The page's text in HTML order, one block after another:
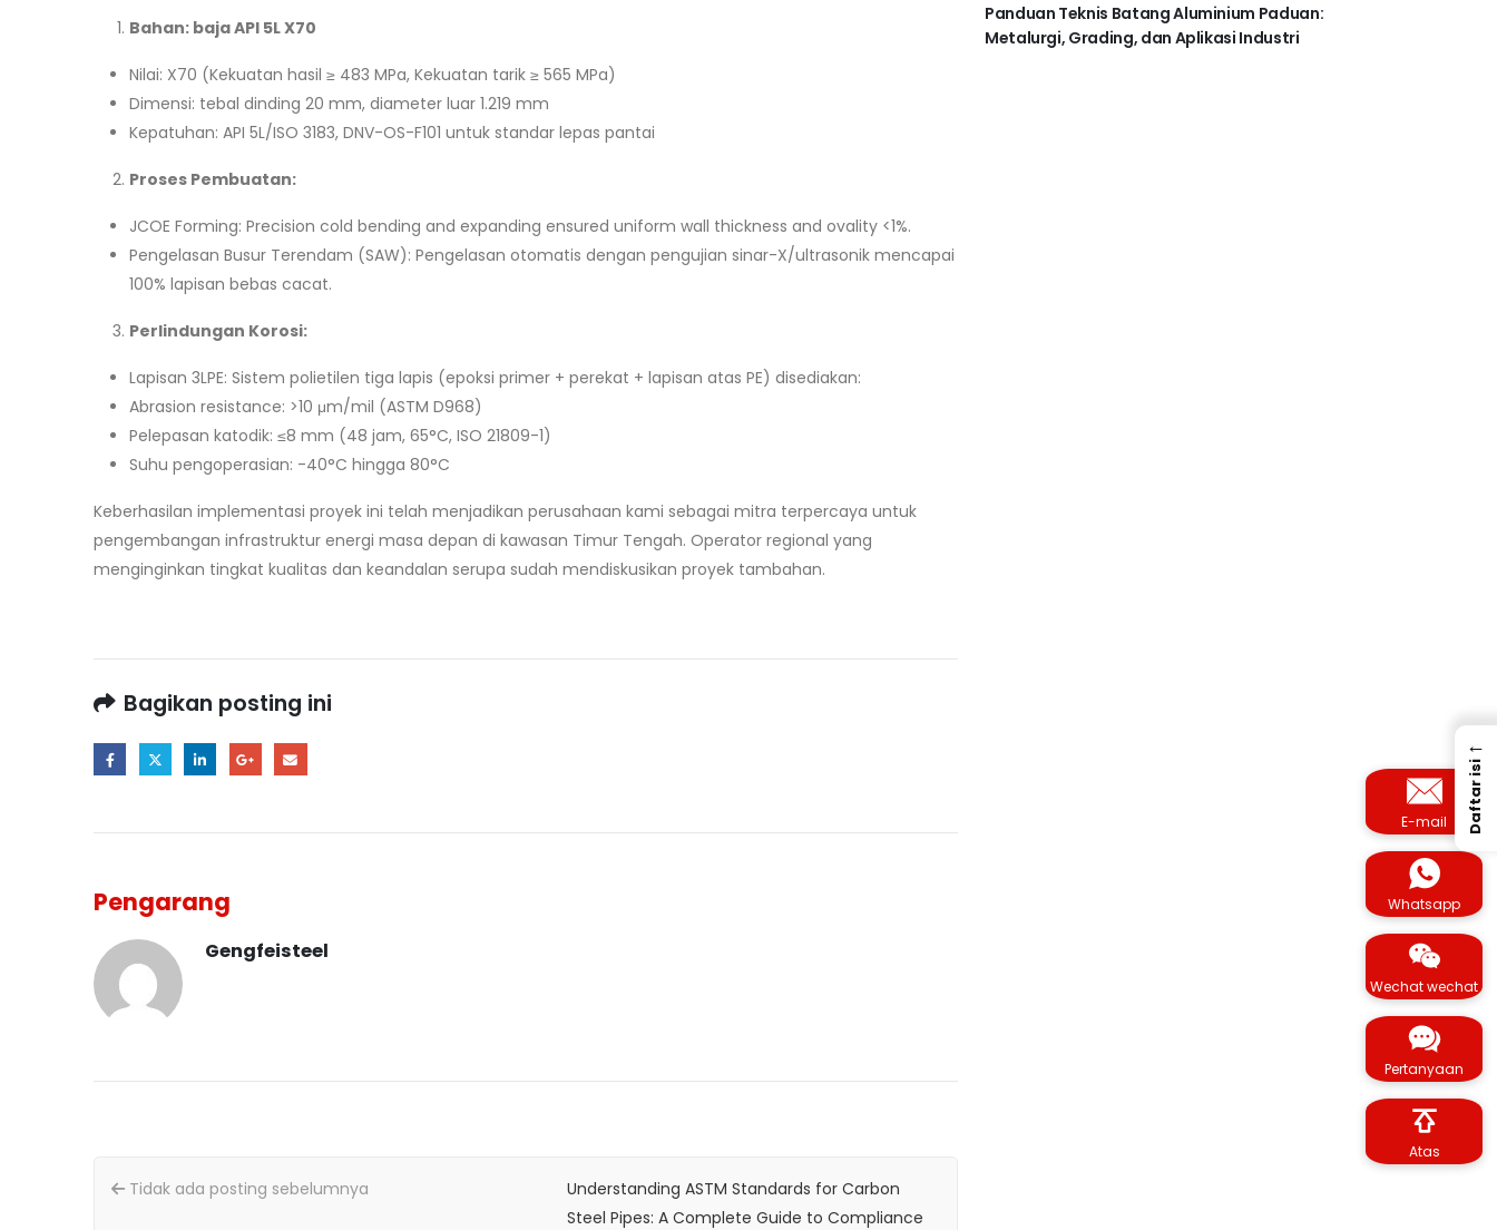
Bahan: baja API 5L X70
Nilai: X70 (Kekuatan hasil ≥ 483 MPa, Kekuatan tarik ≥ 565 MPa)
Dimensi: tebal dinding 20 mm, diameter luar 1.219 mm
Kepatuhan: API 5L/ISO 3183, DNV-OS-F101 untuk standar lepas pantai
Proses Pembuatan:
JCOE Forming: Precision cold bending and expanding ensured uniform wall thickness and ovality <1%.
Pengelasan Busur Terendam (SAW): Pengelasan otomatis dengan pengujian sinar-X/ultrasonik mencapai
100% lapisan bebas cacat.
Perlindungan Korosi:
Lapisan 3LPE: Sistem polietilen tiga lapis (epoksi primer + perekat + lapisan atas PE) disediakan:
Abrasion resistance: >10 μm/mil (ASTM D968)
Pelepasan katodik: ≤8 mm (48 jam, 65°C, ISO 21809-1)
Suhu pengoperasian: -40°C hingga 80°C
Keberhasilan implementasi proyek ini telah menjadikan perusahaan kami sebagai mitra terpercaya untuk
pengembangan infrastruktur energi masa depan di kawasan Timur Tengah. Operator regional yang
menginginkan tingkat kualitas dan keandalan serupa sudah mendiskusikan proyek tambahan.
Bagikan posting ini
Pengarang
Gengfeisteel
Tidak ada posting sebelumnya
Understanding ASTM Standards for Carbon
Steel Pipes: A Complete Guide to Compliance
Panduan Teknis Batang Aluminium Paduan:
Metalurgi, Grading, dan Aplikasi Industri
E-mail
Whatsapp
Wechat wechat
Pertanyaan
Atas
←
Daftar isi